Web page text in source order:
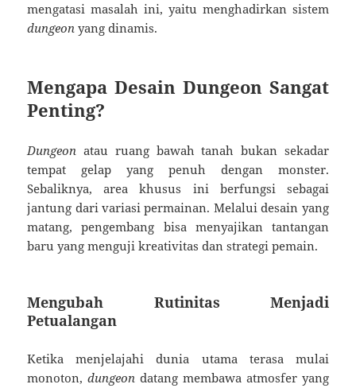
mengatasi masalah ini, yaitu menghadirkan sistem
dungeon yang dinamis.
Mengapa Desain Dungeon Sangat
Penting?
Dungeon atau ruang bawah tanah bukan sekadar
tempat gelap yang penuh dengan monster.
Sebaliknya, area khusus ini berfungsi sebagai
jantung dari variasi permainan. Melalui desain yang
matang, pengembang bisa menyajikan tantangan
baru yang menguji kreativitas dan strategi pemain.
Mengubah Rutinitas Menjadi
Petualangan
Ketika menjelajahi dunia utama terasa mulai
monoton,dungeon datang membawa atmosfer yang